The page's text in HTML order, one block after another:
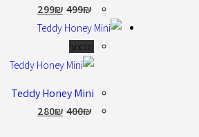
499₪
299₪
מבצע!
Teddy Honey Mini
400₪
280₪